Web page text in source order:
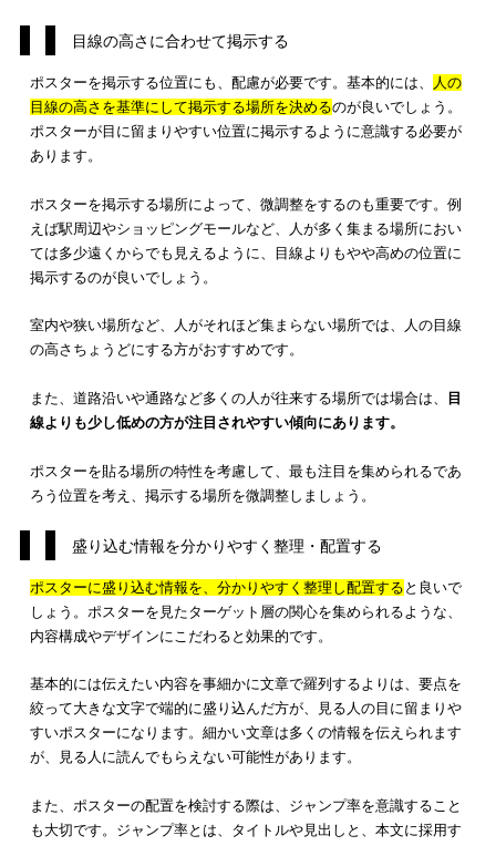
ポスターを見た人の興味を引くためには、メインとなるキャッ
ピーが印象的であるかどうかが重要です。一目で何の広告をし
るのか明確になるキャッチコピーを検討しましょう。
メインとなる
な、印象的なキャッチコピーをポスターに掲載して、集客効果
大限に高めましょう。
ポスターは、ターゲット層の目に留まりやすい適した場所に貼る
きく左右されます。
る位置を決めます。例えば、若者向けのイベント情報を発信す
は、都市部の駅やその周辺に掲示するのがおすすめです。
いかに良いポスターを作ったとしても、掲載する場所によって
効果が大きく変わります。効果を最大限に高めるため、ポスタ
掲示する場所にもこだわりを持って取り組むと良いでしょう。
ポスターを掲示する位置にも、配慮が必要です。基本的には、
目線の高さを基準にして掲示する場所を決めるのが良いでしょ
ポスターが目に留まりやすい位置に掲示するように意識する必
あります。